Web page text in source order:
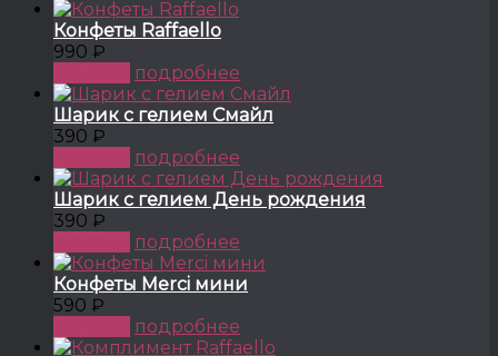
Конфеты Raffaello
990 ₽
подробнее
Шарик с гелием Смайл
390 ₽
подробнее
Шарик с гелием День рождения
390 ₽
подробнее
Конфеты Merci мини
590 ₽
подробнее